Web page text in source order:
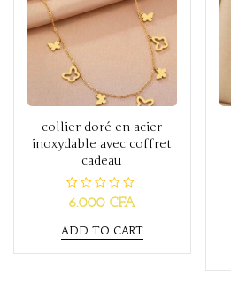
collier doré en acier
inoxydable avec coffret
cadeau
R
a
e
d
0
6.000CFA
ADD TO CART